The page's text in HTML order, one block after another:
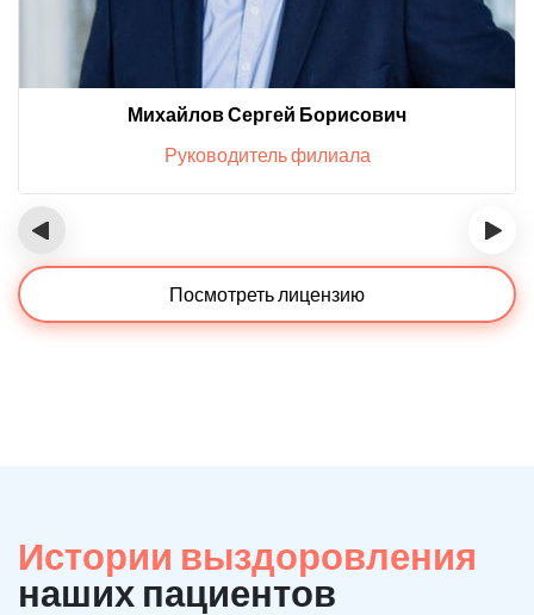
Михайлов Сергей Борисович
Руководитель филиала
‹ ›
Посмотреть лицензию
Истории выздоровления
наших пациентов